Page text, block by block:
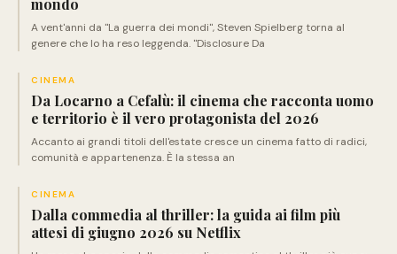
A vent'anni da "La guerra dei mondi", Steven Spielberg torna al
genere che lo ha reso leggenda. "Disclosure Da
CINEMA
Da Locarno a Cefalù: il cinema che racconta uomo
e territorio è il vero protagonista del 2026
Accanto ai grandi titoli dell'estate cresce un cinema fatto di radici,
comunità e appartenenza. È la stessa an
CINEMA
Dalla commedia al thriller: la guida ai film più
attesi di giugno 2026 su Netflix